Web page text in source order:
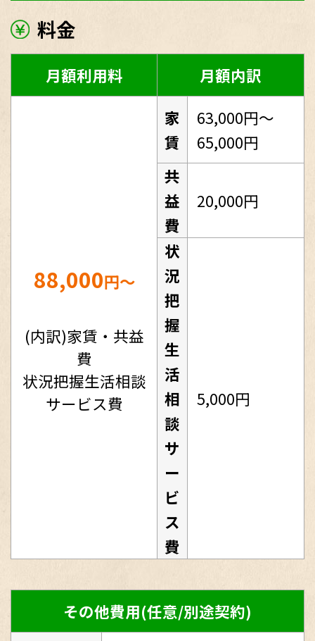
料金
月額利用料 月額内訳
88,000円～
(内訳)家賃・共益
費
状況把握生活相談
サービス費
家
賃
63,000円～
65,000円
共
益
費
20,000円
状
況
把
握
生
活
相
談
サ
ー
ビ
ス
費
5,000円
その他費用(任意/別途契約)